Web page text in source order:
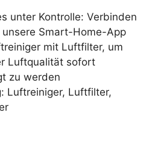
unter Kontrolle: Verbinden
unsere Smart-Home-App
mit Luftfilter, um
Luftqualität sofort
zu werden
Luftreiniger, Luftfilter,